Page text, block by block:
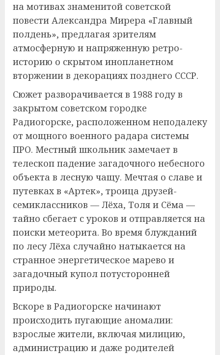
на мотивах знаменитой советской
повести Александра Мирера «Главный
полдень», предлагая зрителям
атмосферную и напряженную ретро-
историю о скрытом инопланетном
вторжении в декорациях позднего СССР.
Сюжет разворачивается в 1988 году в
закрытом советском городке
Радиогорске, расположенном неподалеку
от мощного военного радара системы
ПРО. Местный школьник замечает в
телескоп падение загадочного небесного
объекта в лесную чащу. Мечтая о славе и
путевках в «Артек», троица друзей-
семиклассников — Лёха, Толя и Сёма —
тайно сбегает с уроков и отправляется на
поиски метеорита. Во время блужданий
по лесу Лёха случайно натыкается на
странное энергетическое марево и
загадочный купол потусторонней
природы.
Вскоре в Радиогорске начинают
происходить пугающие аномалии:
взрослые жители, включая милицию,
администрацию и даже родителей